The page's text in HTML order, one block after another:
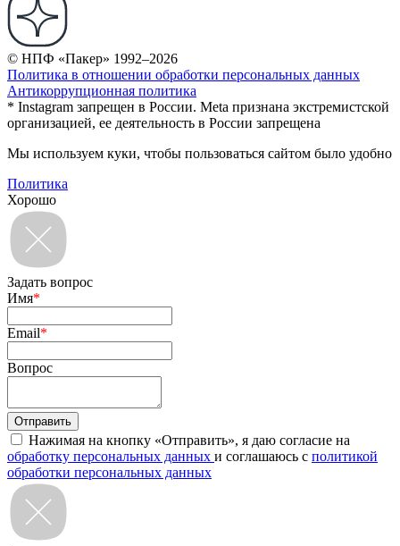
© НПФ «Пакер» 1992–2026
Политика в отношении обработки персональных данных
Антикоррупционная политика
* Instagram запрещен в России. Meta признана экстремистской
организацией, ее деятельность в России запрещена
Мы используем куки, чтобы пользоваться сайтом было удобно
Политика
Хорошо
Задать вопрос
Имя*
Email*
Вопрос
Нажимая на кнопку «Отправить», я даю согласие на
обработку персональных данных и соглашаюсь с политикой
обработки персональных данных